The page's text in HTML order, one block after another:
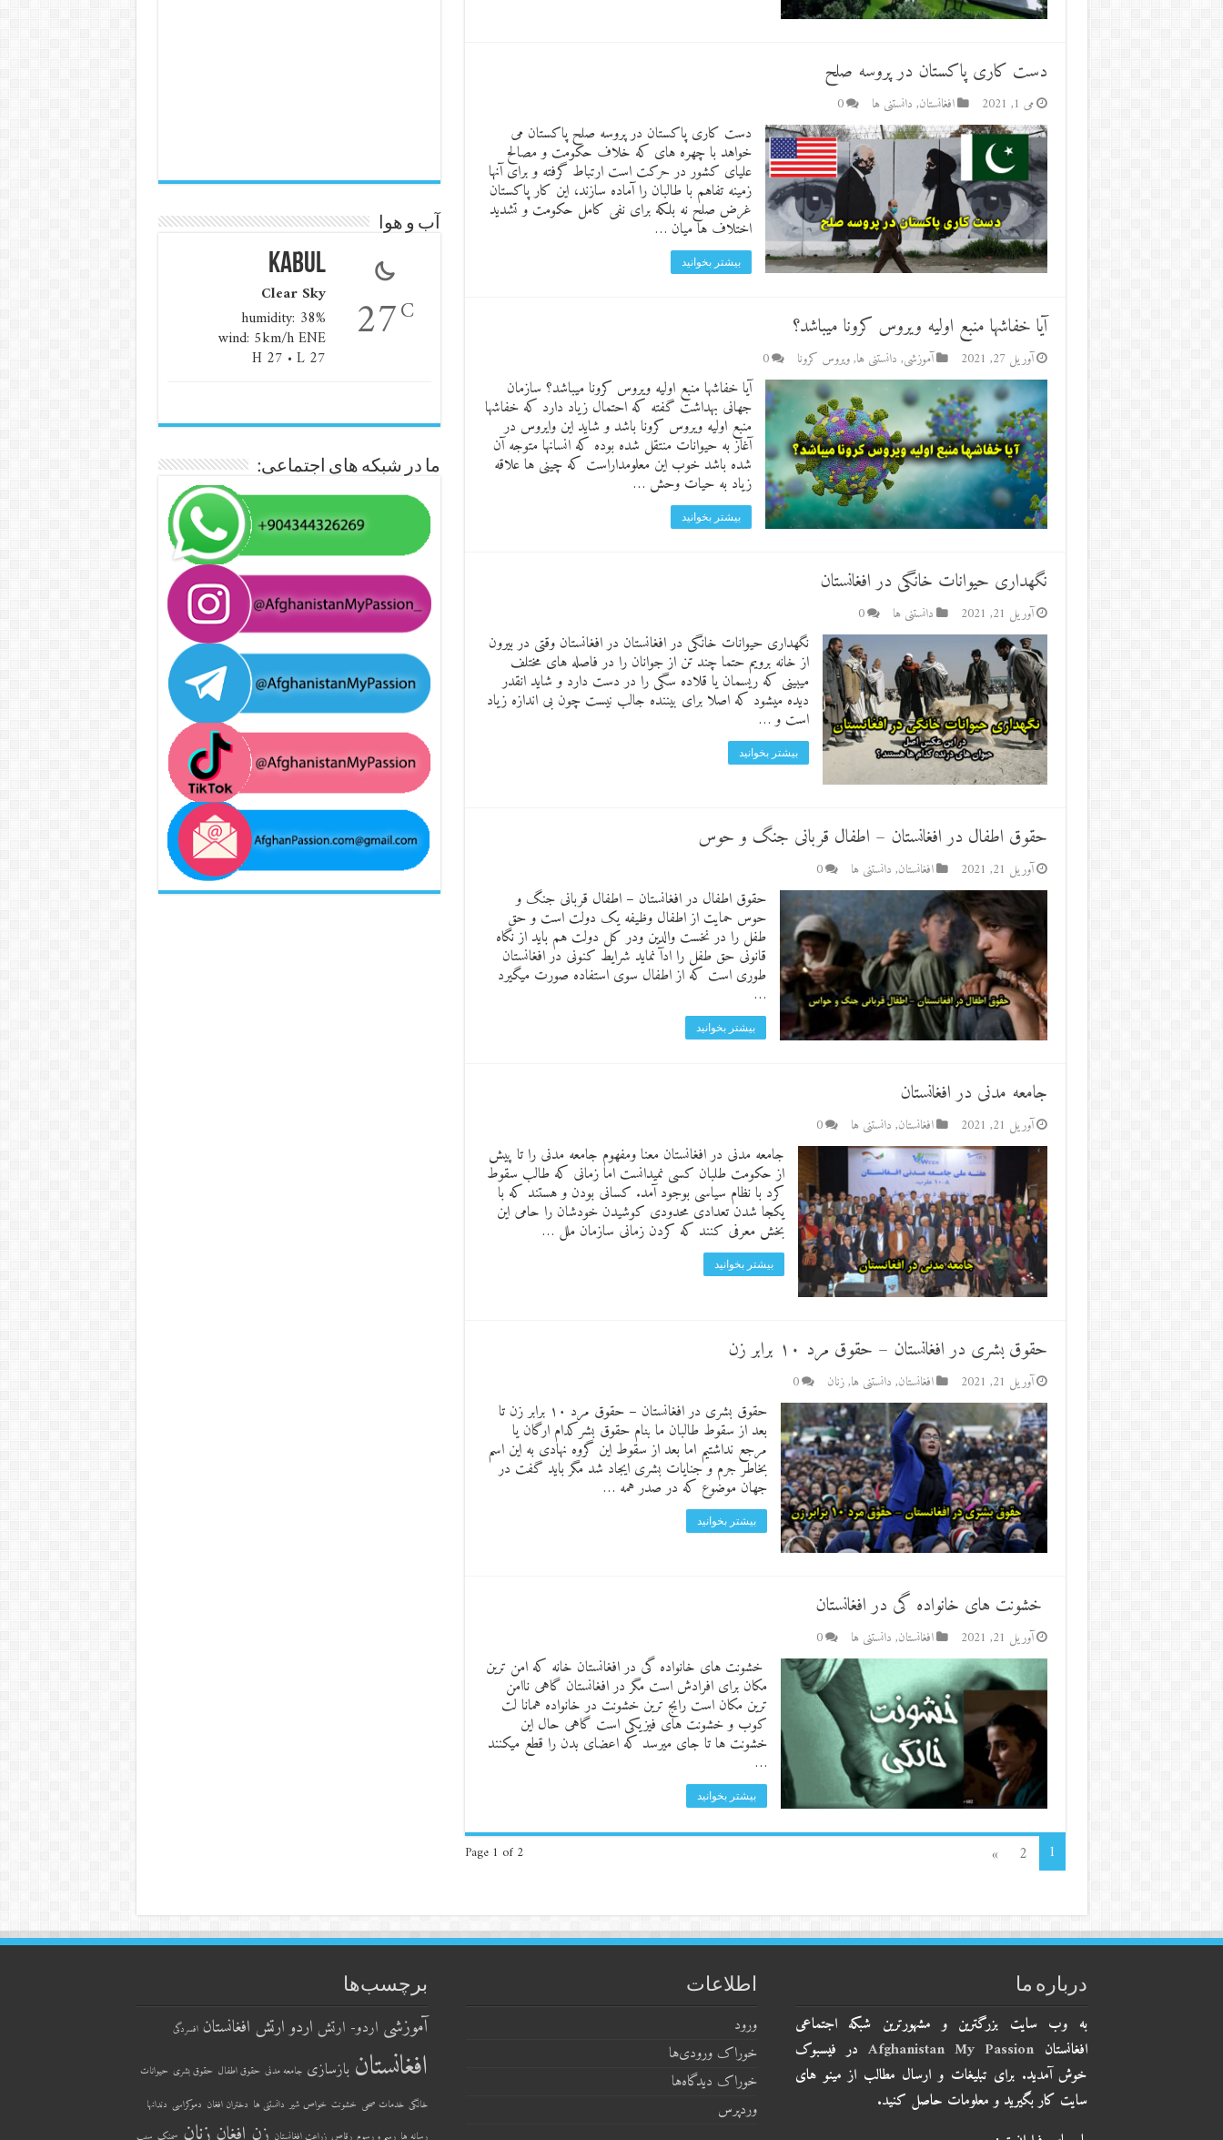
دست کاری پاکستان در پروسه صلح
می 1, 2021 افغانستان, دانستنی ها 0
دست کاری پاکستان در پروسه صلح پاکستان می
خواهد با چهره های که خلاف حکومت و مصالح
علیای کشور در حرکت است ارتباط گرفته و برای آنها
زمینه تفاهم با طالبان را آماده سازند، این کار پاکستان
غرض صلح نه بلکه برای نفی کامل حکومت و تشدید
اختلاف ها میان …
بیشتر بخوانید
آیا خفاشها منبع اولیه ویروس کرونا میباشد؟
آوریل 27, 2021 آموزشی, دانستنی ها,ویروس کرونا 0
آیا خفاشها منبع اولیه ویروس کرونا میباشد؟ سازمان
جهانی بهداشت گفته که احتمال زیاد دارد که خفاشها
منبع اولیه ویروس کرونا باشد و شاید این وایروس در
آغاز به حیوانات منتقل شده بوده که انسانها متوجه آن
شده باشد خوب این معلومدار‌است که چینی ها علاقه
زیاد به حیات وحش …
بیشتر بخوانید
نگهداری حیوانات خانگی در افغانستان
آوریل 21, 2021 دانستنی ها 0
نگهداری حیوانات خانگی در افغانستان در افغانستان وقتی در بیرون
از خانه برویم حتما چند تن از جوانان را در فاصله های مختلف
میبینی که ریسمان یا قلاده سگی را در دست دارد و شاید انقدر
دیده میشود که اصلا برای بیننده جالب نیست چون بی اندازه زیاد
است و …
بیشتر بخوانید
حقوق اطفال در افغانستان – اطفال قربانی جنگ و حوس
آوریل 21, 2021 افغانستان, دانستنی ها 0
حقوق اطفال در افغانستان – اطفال قربانی جنگ و
حوس حمایت از اطفال وظیفه یک دولت است و حق
طفل را در نخست والدین ودر کل دولت هم باید از نگاه
قانونی حق طفل را ادآ نماید شرایط کنونی در افغانستان
طوری است که از اطفال سوی استفاده صورت میگیرد
…
بیشتر بخوانید
جامعه مدنی در افغانستان
آوریل 21, 2021 افغانستان, دانستنی ها 0
جامعه مدنی در افغانستان معنا ومفهوم جامعه مدنی را تا پیش
از حکومت طلبان کسی نمیدانست اما زمانی که طالب سقوط
کرد با نظام سیاسی بوجود آمد. کسانی بودن و هستند که با
یکجا شدن تعدادی محدودی کوشیدن خودشان را حامی این
بخش معرفی کنند که کردن زمانی سازمان ملل …
بیشتر بخوانید
حقوق بشری در افغانستان – حقوق مرد ۱۰ برابر زن
آوریل 21, 2021 افغانستان, دانستنی ها,زنان 0
حقوق بشری در افغانستان – حقوق مرد ۱۰ برابر زن ‌‌‌‌‌تا
بعد از سقوط طالبان ما بنام حقوق بشر‌کدام ارگان یا
مرجع نداشتیم اما بعد از سقوط این گروه نهادی به این اسم
بخاطر جرم و جنایات بشری ایجاد شد مگر باید گفت در
جهان موضوع که در صدر همه …
بیشتر بخوانید
‌ خشونت های خانواده گی در افغانستان
آوریل 21, 2021 افغانستان, دانستنی ها 0
‌ خشونت های خانواده گی در افغانستان خانه که امن ترین
مکان برای افرادش است مگر در افغانستان گاهی ناامن
ترین مکان است رایج ترین خشونت در خانواده همانا لت
کوب و خشونت های فیزیکی است گاهی حال این
خشونت ها تا جای میرسد که اعضای بدن را قطع میکنند
…
بیشتر بخوانید
Page 1 of 2 1
2
»
آب و هوا
27C
Kabul
Clear Sky
humidity: 38%
wind: 5km/h ENE
H 27 • L 27
ما در شبکه های اجتماعی:
درباره ما
به وب سایت بزرگترین و مشهورترین شبکه اجتماعی
افغانستانAfghanistan My Passion در فیسبوک
خوش آمدید. برای تبلیغات و ارسال مطالب از مینو های
سایت کار بگیرید و معلومات حاصل کنید.
اطلاعات
ورود
خوراک ورودی‌ها
خوراک دیدگاه‌ها
وردپرس
برچسب‌ها
آموزشی اردو- ارتش اردو ارتش افغانستان افسردگی
افغانستان بازسازی جامعه مدنی حقوق اطفال حقوق بشری حیوانات
خانگی خدمات صحی خشونت خواص شیر دانستنی ها دختران افغان دموکراسی دندانها